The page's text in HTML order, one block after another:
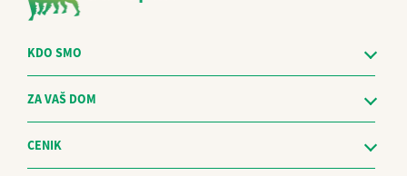
KDO SMO
ZA VAŠ DOM
CENIK